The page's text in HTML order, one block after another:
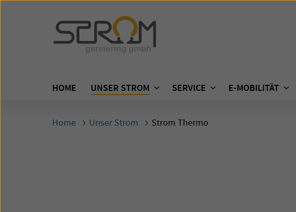
HOME UNSER STROM SERVICE E-MOBILITÄT
Home Unser Strom Strom Thermo